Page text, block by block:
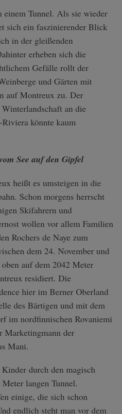
Tunnel. Als sie wieder
sich ein faszinierender Blick
in der gleißenden
erheben sich die
Gefälle rollt der
und Gärten mit
auf Montreux zu. Der
an die
könnte kaum
See auf den Gipfel
heißt es umsteigen in die
Schon morgens herrscht
Skifahrern und
wollen vor allem Familien
Rochers de Naye zum
dem 24. November und
auf dem 2042 Meter
residiert. Die
hier im Berner Oberland
des Bärtigen und mit dem
im nordfinnischen Rovaniemi
Marketingmann der
Mani.
durch den magisch
langen Tunnel.
einige, die sich schon
endlich steht man vor dem